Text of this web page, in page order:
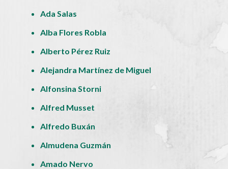
Ada Salas
Alba Flores Robla
Alberto Pérez Ruiz
Alejandra Martínez de Miguel
Alfonsina Storni
Alfred Musset
Alfredo Buxán
Almudena Guzmán
Amado Nervo